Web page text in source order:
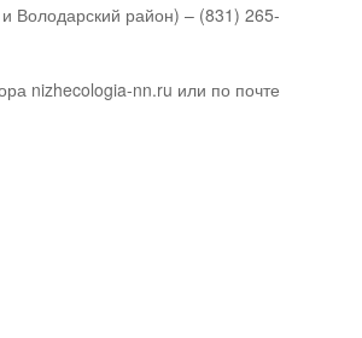
Володарский район) – (831) 265-
nizhecologia-nn.ru или по почте